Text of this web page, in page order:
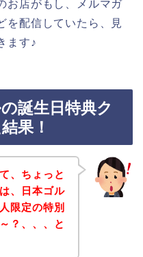
お店がもし、メルマガ
を配信していたら、見
ます♪
誕生日特典ク
果！
、ちょっと
、日本ゴル
限定の特別
？、、、と